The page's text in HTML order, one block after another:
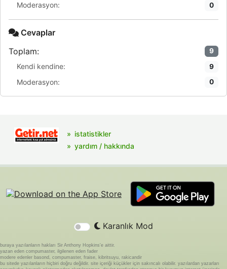
Moderasyon: 0
Cevaplar
Toplam:
9
Kendi kendine: 9
Moderasyon: 0
istatistikler
yardım / hakkında
Karanlık Mod
buraya yazılanların hakları Sir Anthony Hopkins'e aittir.
yazan eden compumaster, ilgilenen eden fader
modere edenler basond, compumaster, fraise, kibritsuyu, rakicandir
bu sitede yazılanların hiçbiri doğru değildir. site içeriği küçükler için sakıncalı olabilir. yazılardan yazarları